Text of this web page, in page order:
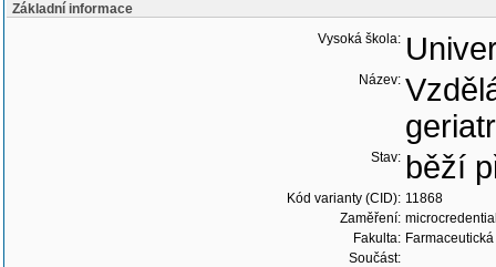
Základní informace
Vysoká škola:
Název:
Stav: běží
Kód varianty (CID): 11868
Zaměření:
Fakulta:
Součást: